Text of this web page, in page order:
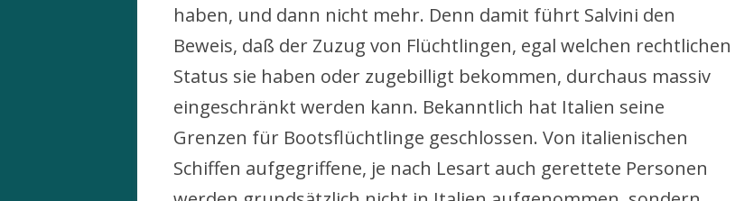
haben, und dann nicht mehr. Denn damit führt Salvini den
Beweis, daß der Zuzug von Flüchtlingen, egal welchen rechtlichen
Status sie haben oder zugebilligt bekommen, durchaus massiv
eingeschränkt werden kann. Bekanntlich hat Italien seine
Grenzen für Bootsflüchtlinge geschlossen. Von italienischen
Schiffen aufgegriffene, je nach Lesart auch gerettete Personen